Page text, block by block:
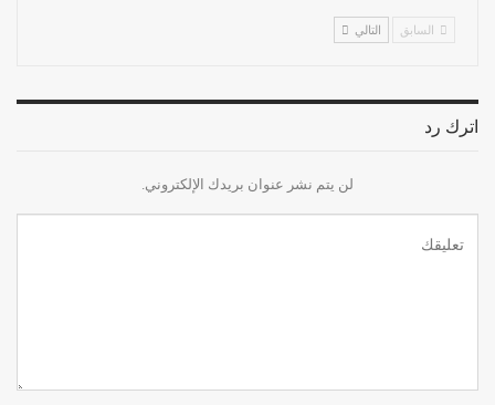
السابق التالي
اترك رد
لن يتم نشر عنوان بريدك الإلكتروني.